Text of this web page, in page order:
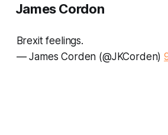
James Cordon
Brexit feelings.
— James Corden (@JKCorden)